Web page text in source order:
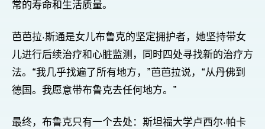
常的寿命和生活质量。
芭芭拉·斯通是女儿布鲁克的坚定拥护者，她坚持带女
儿进行后续治疗和心脏监测，同时四处寻找新的治疗方
法。“我几乎找遍了所有地方，”芭芭拉说，“从丹佛到
德国。我愿意带布鲁克去任何地方。”
最终，布鲁克只有一个去处：斯坦福大学卢西尔·帕卡